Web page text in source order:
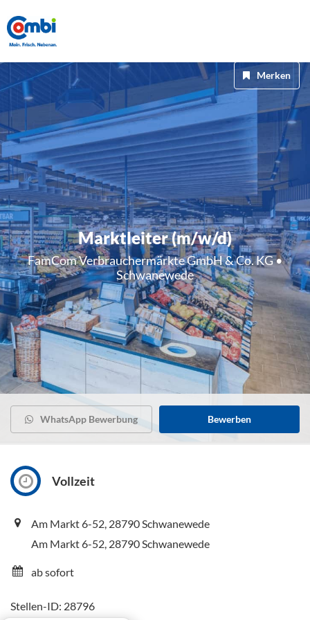
Marktleiter (m/w/d)
FamCom Verbrauchermärkte GmbH & Co. KG •
Schwanewede
Merken
WhatsApp Bewerbung Bewerben
Vollzeit
Am Markt 6-52, 28790 Schwanewede
Am Markt 6-52, 28790 Schwanewede
ab sofort
Stellen-ID: 28796